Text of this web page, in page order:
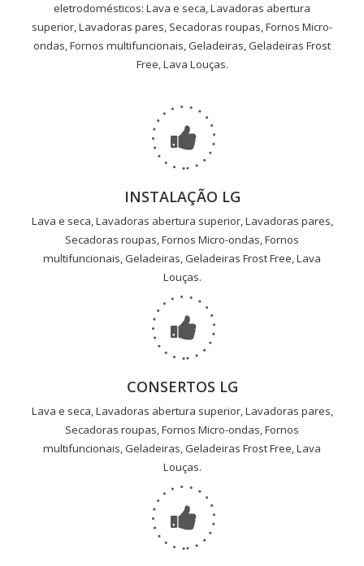
eletrodomésticos: Lava e seca, Lavadoras abertura
superior, Lavadoras pares, Secadoras roupas, Fornos Micro-
ondas, Fornos multifuncionais, Geladeiras, Geladeiras Frost
Free, Lava Louças.
INSTALAÇÃO LG
Lava e seca, Lavadoras abertura superior, Lavadoras pares,
Secadoras roupas, Fornos Micro-ondas, Fornos
multifuncionais, Geladeiras, Geladeiras Frost Free, Lava
Louças.
CONSERTOS LG
Lava e seca, Lavadoras abertura superior, Lavadoras pares,
Secadoras roupas, Fornos Micro-ondas, Fornos
multifuncionais, Geladeiras, Geladeiras Frost Free, Lava
Louças.